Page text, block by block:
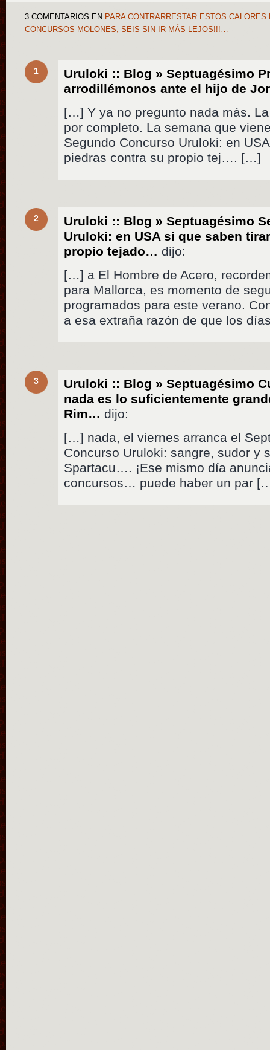
3 COMENTARIOS EN PARA CONTRARRESTAR ESTOS
CONCURSOS MOLONES, SEIS SIN IR MÁS LEJOS!!!…
1
Uruloki :: Blog » Septuagésimo
arrodillémonos ante el hijo de
[…] Y ya no pregunto nada más.
por completo. La semana que
Segundo Concurso Uruloki: en
piedras contra su propio tej…. […]
2
Uruloki :: Blog » Septuagésimo
Uruloki: en USA si que saben
propio tejado… dijo:
[…] a El Hombre de Acero,
para Mallorca, es momento de
programados para este verano.
a esa extraña razón de que los
3
Uruloki :: Blog » Septuagésimo
nada es lo suficientemente
Rim… dijo:
[…] nada, el viernes arranca el
Concurso Uruloki: sangre, sudor y
Spartacu…. ¡Ese mismo día
concursos… puede haber un par